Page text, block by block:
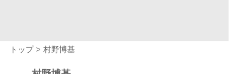
トップ 村野博基